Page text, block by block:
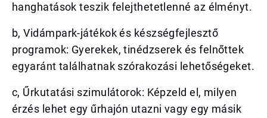
hanghatások teszik felejthetetlenné az élményt.
b, Vidámpark-játékok és készségfejlesztő
programok: Gyerekek, tinédzserek és felnőttek
egyaránt találhatnak szórakozási lehetőségeket.
c, Űrkutatási szimulátorok: Képzeld el, milyen
érzés lehet egy űrhajón utazni vagy egy másik